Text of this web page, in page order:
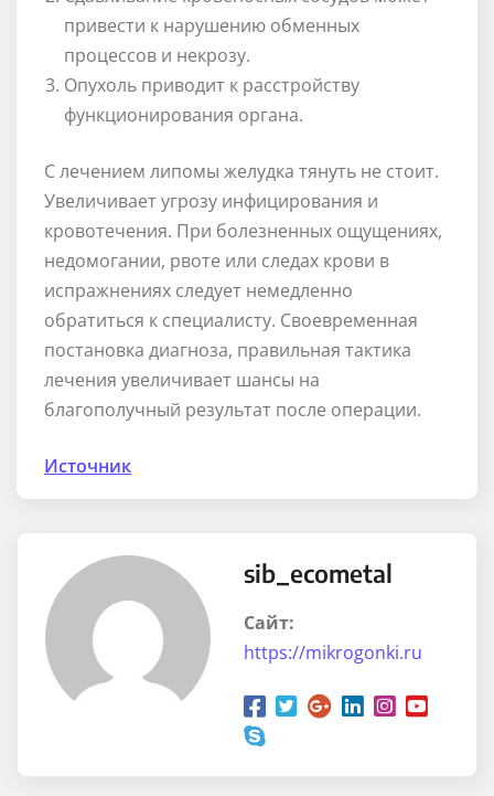
привести к нарушению обменных
процессов и некрозу.
Опухоль приводит к расстройству
функционирования органа.
С лечением липомы желудка тянуть не стоит.
Увеличивает угрозу инфицирования и
кровотечения. При болезненных ощущениях,
недомогании, рвоте или следах крови в
испражнениях следует немедленно
обратиться к специалисту. Своевременная
постановка диагноза, правильная тактика
лечения увеличивает шансы на
благополучный результат после операции.
Источник
sib_ecometal
Сайт:
https://mikrogonki.ru